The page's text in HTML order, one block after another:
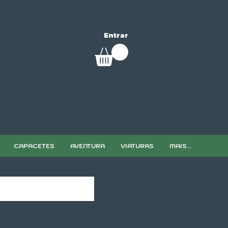
Entrar
CAPACETES AVENTURA VIATURAS MAIS...